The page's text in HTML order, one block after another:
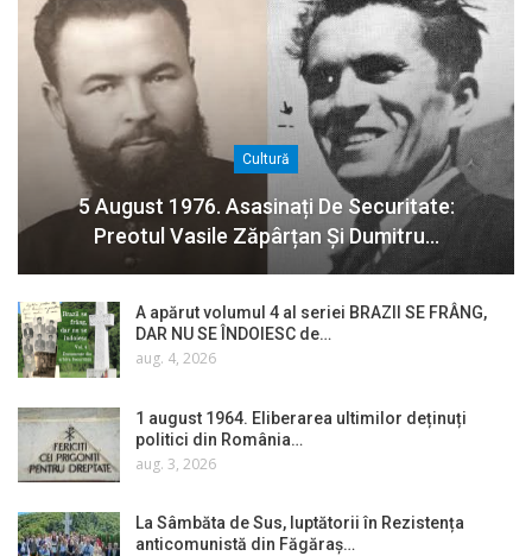
Cultură
5 August 1976. Asasinați De Securitate:
Preotul Vasile Zăpârțan Și Dumitru…
A apărut volumul 4 al seriei BRAZII SE FRÂNG,
DAR NU SE ÎNDOIESC de…
aug. 4, 2026
1 august 1964. Eliberarea ultimilor deținuți
politici din România…
aug. 3, 2026
La Sâmbăta de Sus, luptătorii în Rezistența
anticomunistă din Făgăraș…